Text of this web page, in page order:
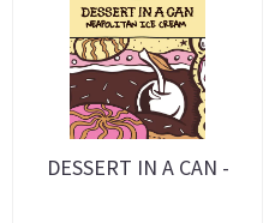
DESSERT IN A CAN -